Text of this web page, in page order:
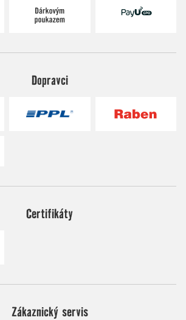
Dopravci
Certifikáty
Zákaznický servis